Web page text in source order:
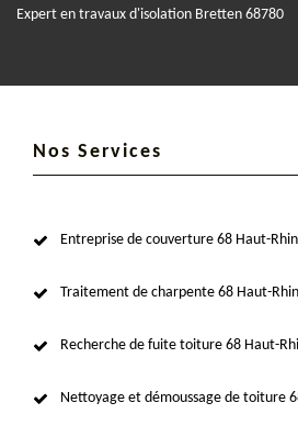
Expert en travaux d'isolation Bretten 68780
Nos Services
Entreprise de couverture 68 Haut-Rhin
Traitement de charpente 68 Haut-Rhin
Recherche de fuite toiture 68 Haut-
Nettoyage et démoussage de toiture